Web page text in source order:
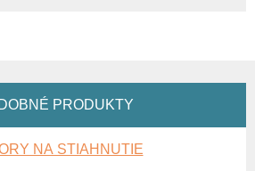
PRODUKTY
NA STIAHNUTIE